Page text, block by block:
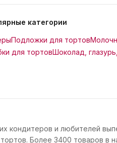
категории
Подложки для тортов
для тортовШоколад,
кондитеров и любителей
Более 3400 товаров в